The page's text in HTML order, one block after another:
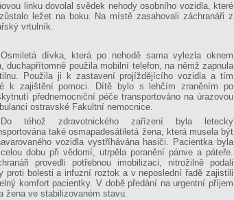
linku dovolal svědek nehody osobního vozidla, které
ležet na boku. Na místě zasahovali záchranáři z
vrtulník.
Osmiletá dívka, která po nehodě sama vylezla oknem
duchapřítomně použila mobilní telefon, na němž zapnula
Použila ji k zastavení projíždějícího vozidla a tím
k zajištění pomoci. Dítě bylo s lehčím zraněním po
přednemocniční péče transportováno na úrazovou
ostravské Fakultní nemocnice.
Do téhož zdravotnického zařízení byla letecky
také osmapadesátiletá žena, která musela být
vozidla vystříhávána hasiči. Pacientka byla
dobu při vědomí, utrpěla poranění pánve a páteře.
provedli potřebnou imobilizaci, nitrožilně podali
proti bolesti a infuzní roztok a v neposlední řadě zajistili
komfort pacientky. V době předání na urgentní příjem
žena ve stabilizovaném stavu.